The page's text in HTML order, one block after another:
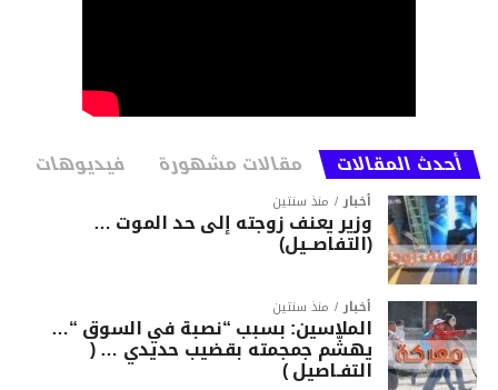
أحدث المقالات مقالات مشهورة فيديوهات
أخبار منذ سنتين
وزير يعنف زوجته إلى حد الموت …
(التفاصــيل)
أخبار منذ سنتين
الملاسين: بسبب “نصبة في السوق “…
يهشّم جمجمته بقضيب حديدي … (
التفـاصيل )